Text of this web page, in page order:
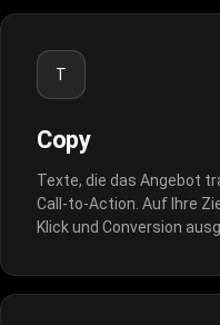
T
Copy
Texte, die das Angebot
Call-to-Action. Auf Ihre
Klick und Conversion